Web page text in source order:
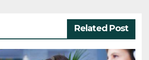
Related Post